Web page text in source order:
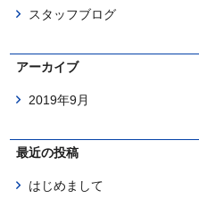
スタッフブログ
アーカイブ
2019年9月
最近の投稿
はじめまして